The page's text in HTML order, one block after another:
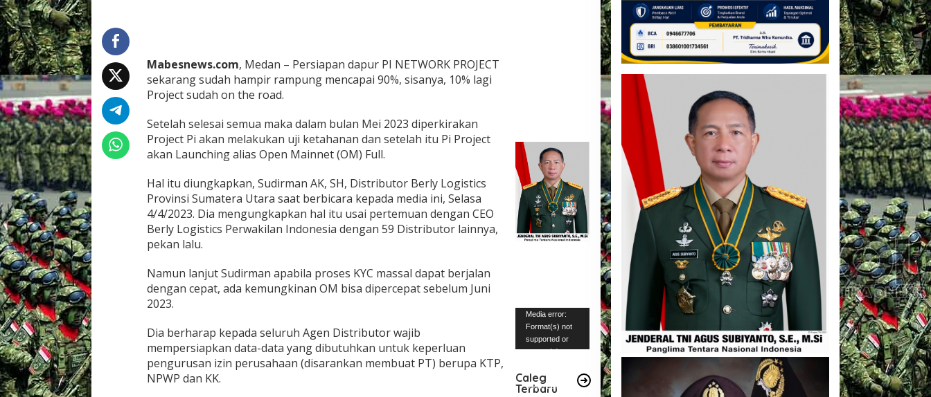
P
r
o
e
c
t
R
m
p
u
n
g
P
e
r
n
,
A
g
e
Mabesnews.com, Medan – Persiapan dapur PI NETWORK PROJECT
sekarang sudah hampir rampung mencapai 90%, sisanya, 10% lagi
Project sudah on the road.
Setelah selesai semua maka dalam bulan Mei 2023 diperkirakan
Project Pi akan melakukan uji ketahanan dan setelah itu Pi Project
akan Launching alias Open Mainnet (OM) Full.
Hal itu diungkapkan, Sudirman AK, SH, Distributor Berly Logistics
Provinsi Sumatera Utara saat berbicara kepada media ini, Selasa
4/4/2023. Dia mengungkapkan hal itu usai pertemuan dengan CEO
Berly Logistics Perwakilan Indonesia dengan 59 Distributor lainnya,
pekan lalu.
Namun lanjut Sudirman apabila proses KYC massal dapat berjalan
dengan cepat, ada kemungkinan OM bisa dipercepat sebelum Juni
2023.
Dia berharap kepada seluruh Agen Distributor wajib
mempersiapkan data-data yang dibutuhkan untuk keperluan
pengurusan izin perusahaan (disarankan membuat PT) berupa KTP,
NPWP dan KK.
Pemutar
Video
Media error:
Format(s) not
supported or
source(s) not
Unduh Berkas:
Caleg
Terbaru